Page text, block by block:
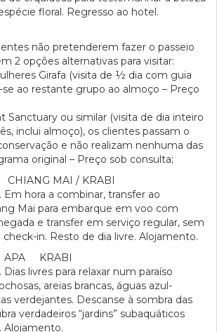
floral. Regresso ao hotel.
não pretenderem fazer o passeio
2 opções alternativas para visitar:
Girafa (visita de ½ dia com guia
ao restante grupo ao almoço – Preço
Sanctuary ou similar (visita de dia inteiro
inclui almoço), os clientes passam o
e não realizam nenhuma das
original – Preço sob consulta;
MAI / KRABI
hora a combinar, transfer ao
Mai para embarque em voo com
e transfer em serviço regular, sem
in. Resto de dia livre. Alojamento.
APA KRABI
livres para relaxar num paraíso
areias brancas, águas azul-
verdejantes. Descanse à sombra das
verdadeiros “jardins” subaquáticos
Alojamento.